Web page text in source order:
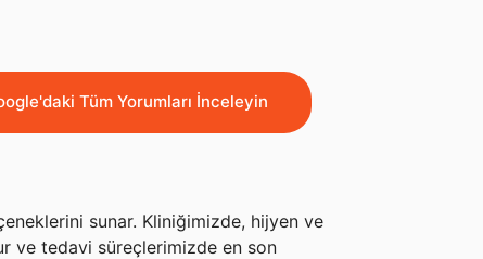
Tüm Yorumları İnceleyin
sunar. Kliniğimizde, hijyen ve
ve tedavi süreçlerimizde en son